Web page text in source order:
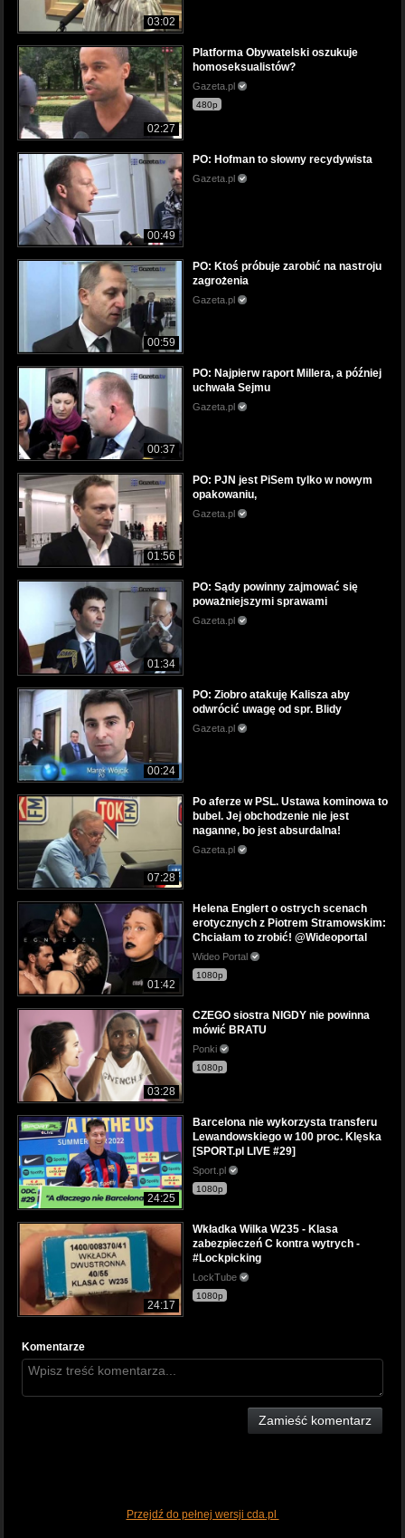
03:02
02:27
Platforma Obywatelski oszukuje
homoseksualistów?
Gazeta.pl
480p
00:49
PO: Hofman to słowny recydywista
Gazeta.pl
00:59
PO: Ktoś próbuje zarobić na nastroju
zagrożenia
Gazeta.pl
00:37
PO: Najpierw raport Millera, a później
uchwała Sejmu
Gazeta.pl
01:56
PO: PJN jest PiSem tylko w nowym
opakowaniu,
Gazeta.pl
01:34
PO: Sądy powinny zajmować się
poważniejszymi sprawami
Gazeta.pl
00:24
PO: Ziobro atakuję Kalisza aby
odwrócić uwagę od spr. Blidy
Gazeta.pl
07:28
Po aferze w PSL. Ustawa kominowa to
bubel. Jej obchodzenie nie jest
naganne, bo jest absurdalna!
Gazeta.pl
01:42
Helena Englert o ostrych scenach
erotycznych z Piotrem Stramowskim:
Chciałam to zrobić! @Wideoportal
Wideo Portal
1080p
03:28
CZEGO siostra NIGDY nie powinna
mówić BRATU
Ponki
1080p
24:25
Barcelona nie wykorzysta transferu
Lewandowskiego w 100 proc. Klęska
[SPORT.pl LIVE #29]
Sport.pl
1080p
24:17
Wkładka Wilka W235 - Klasa
zabezpieczeń C kontra wytrych -
#Lockpicking
LockTube
1080p
Komentarze
Zamieść komentarz
Przejdź do pełnej wersji cda.pl